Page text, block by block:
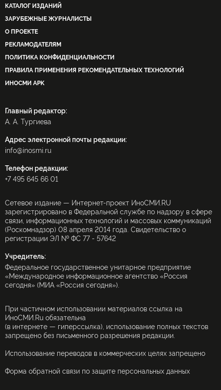
КАТАЛОГ ИЗДАНИЙ
ЗАРУБЕЖНЫЕ ЖУРНАЛИСТЫ
О ПРОЕКТЕ
РЕКЛАМОДАТЕЛЯМ
ПОЛИТИКА КОНФИДЕНЦИАЛЬНОСТИ
ПРАВИЛА ПРИМЕНЕНИЯ РЕКОМЕНДАТЕЛЬНЫХ ТЕХНОЛОГИЙ
ИНОСМИ APK
Главный редактор:
А. А. Тургиева
Адрес электронной почты редакции:
info@inosmi.ru
Телефон редакции:
+7 495 645 66 01
Сетевое издание — Интернет-проект ИноСМИ.RU
зарегистрировано в Федеральной службе по надзору в сфере
связи, информационных технологий и массовых коммуникаций
(Роскомнадзор) 08 апреля 2014 года. Свидетельство о
регистрации ЭЛ № ФС 77 - 57642
Учредитель:
Федеральное государственное унитарное предприятие
«Международное информационное агентство «Россия
сегодня» (МИА «Россия сегодня»).
При частичном использовании материалов ссылка на
ИноСМИ.Ru обязательна
(в интернете — гиперссылка), использование полных текстов
запрещено без письменного разрешения редакции.
Использование переводов в коммерческих целях запрещено
Форма обратной связи по защите персональных данных